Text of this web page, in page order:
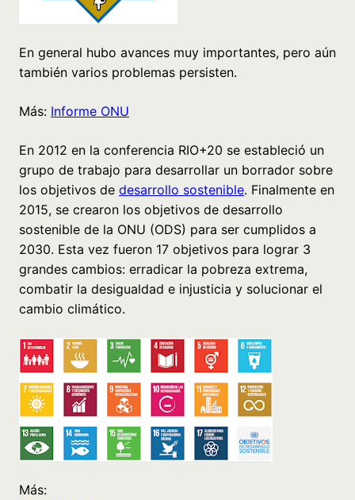
En general hubo avances muy importantes, pero aún
también varios problemas persisten.
Más: Informe ONU
En 2012 en la conferencia RIO+20 se estableció un
grupo de trabajo para desarrollar un borrador sobre
los objetivos de desarrollo sostenible. Finalmente en
2015, se crearon los objetivos de desarrollo
sostenible de la ONU (ODS) para ser cumplidos a
2030. Esta vez fueron 17 objetivos para lograr 3
grandes cambios: erradicar la pobreza extrema,
combatir la desigualdad e injusticia y solucionar el
cambio climático.
Más: